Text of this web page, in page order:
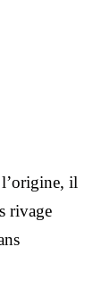
il
rivage